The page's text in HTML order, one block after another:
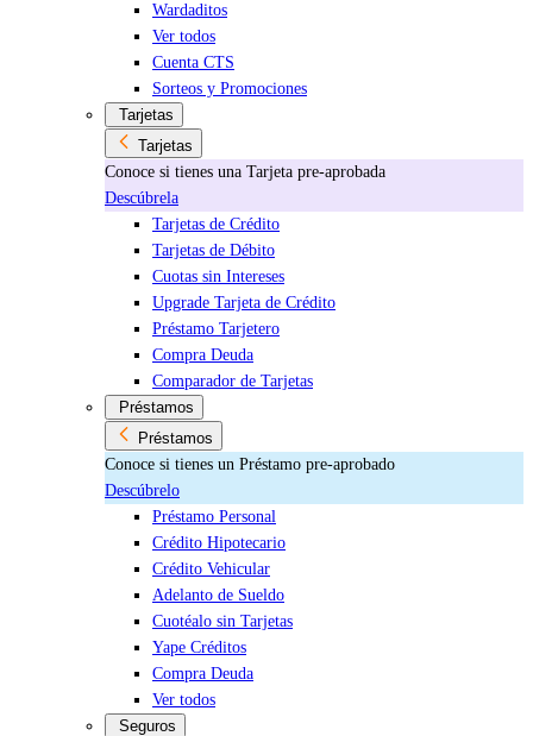
Wardaditos
Ver todos
Cuenta CTS
Sorteos y Promociones
Tarjetas
Tarjetas
Conoce si tienes una Tarjeta pre-aprobada
Descúbrela
Tarjetas de Crédito
Tarjetas de Débito
Cuotas sin Intereses
Upgrade Tarjeta de Crédito
Préstamo Tarjetero
Compra Deuda
Comparador de Tarjetas
Préstamos
Préstamos
Conoce si tienes un Préstamo pre-aprobado
Descúbrelo
Préstamo Personal
Crédito Hipotecario
Crédito Vehicular
Adelanto de Sueldo
Cuotéalo sin Tarjetas
Yape Créditos
Compra Deuda
Ver todos
Seguros